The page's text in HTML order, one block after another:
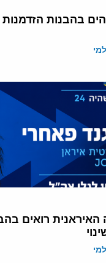
בהבנות
האיראנית רואים